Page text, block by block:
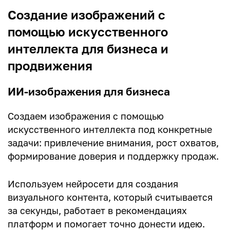
E-mail (будет скрыто)
Получать уведомления об ответах
Создание изображений с
помощью искусственного
интеллекта для бизнеса и
продвижения
ИИ-изображения для бизнеса
Создаем изображения с помощью
искусственного интеллекта под конкретные
задачи: привлечение внимания, рост охватов,
формирование доверия и поддержку продаж.
Используем нейросети для создания
визуального контента, который считывается
за секунды, работает в рекомендациях
платформ и помогает точно донести идею.